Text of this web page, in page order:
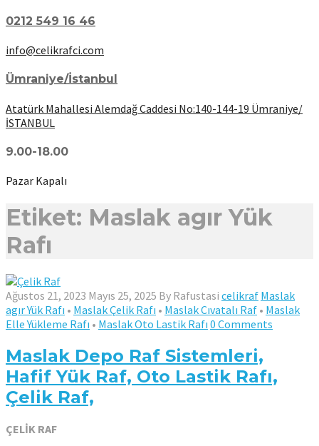
0212 549 16 46
info@celikrafci.com
Ümraniye/İstanbul
Atatürk Mahallesi Alemdağ Caddesi No:140-144-19 Ümraniye/
İSTANBUL
9.00-18.00
Pazar Kapalı
Etiket: Maslak agır Yük
Rafı
Ağustos 21, 2023 Mayıs 25, 2025 By Rafustasi celikraf Maslak
agır Yük Rafı • Maslak Çelik Rafı • Maslak Cıvatalı Raf • Maslak
Elle Yükleme Rafı • Maslak Oto Lastik Rafı 0 Comments
Maslak Depo Raf Sistemleri,
Hafif Yük Raf, Oto Lastik Rafı,
Çelik Raf,
ÇELİK RAF